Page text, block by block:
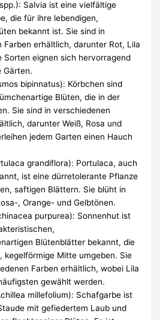
Salvia ist eine vielfältige
die für ihre lebendigen,
bekannt ist. Sie sind in
Farben erhältlich, darunter Rot, Lila
Sorten eignen sich hervorragend
Gärten.
bipinnatus): Körbchen sind
Blüten, die in der
Sie sind in verschiedenen
darunter Weiß, Rosa und
jedem Garten einen Hauch
grandiflora): Portulaca, auch
ist eine dürretolerante Pflanze
saftigen Blättern. Sie blüht in
, Orange- und Gelbtönen.
purpurea): Sonnenhut ist
Blütenblätter bekannt, die
kegelförmige Mitte umgeben. Sie
Farben erhältlich, wobei Lila
gewählt werden.
millefolium): Schafgarbe ist
mit gefiedertem Laub und